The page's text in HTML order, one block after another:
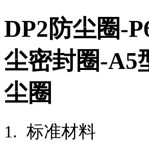
DP2防尘圈-
尘密封圈-A5
尘圈
1. 标准材料